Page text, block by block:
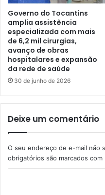
Governo do Tocantins
amplia assistência
especializada com mais
de 6,2 mil cirurgias,
avanço de obras
hospitalares e expansão
da rede de saúde
30 de junho de 2026
Deixe um comentário
O seu endereço de e-mail não
obrigatórios são marcados com